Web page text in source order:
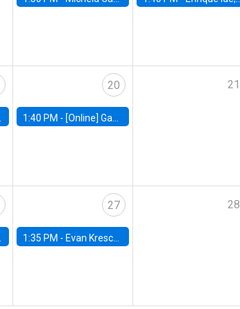
20
1:40 PM - [Online] Gabriel Englander, World Bank
21
27
1:35 PM - Evan Kresch, Oberlin College
28